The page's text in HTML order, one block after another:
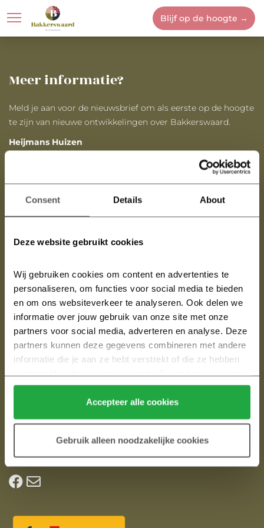
Consent Details About
Deze website gebruikt cookies
Wij gebruiken cookies om content en advertenties te
personaliseren, om functies voor social media te bieden
en om ons websiteverkeer te analyseren. Ook delen we
informatie over jouw gebruik van onze site met onze
partners voor social media, adverteren en analyse. Deze
partners kunnen deze gegevens combineren met andere
informatie die je aan ze hebt verstrekt of die ze hebben
verzameld op basis van jouw gebruik van hun services.
Klik hier voor meer informatie over ons cookiebeleid.
Accepteer alle cookies
Gebruik alleen noodzakelijke cookies
Blijf op de hoogte →
Meer informatie?
Meld je aan voor de nieuwsbrief om als eerste op de hoogte
te zijn van nieuwe ontwikkelingen over Bakkerswaard.
Heijmans Huizen
Verkoop en informatie
T:033 ­ 24 60 601
Bakkerswaard Nijkerkerveen
In het vriendelijke dorp Nijkerkerveen komt aan de
zo’n 60 koopwoningen en 30 huurwoningen. Bakkerswaard
maakt deel uit van een hele nieuwe woonomgeving met in
Heijmansnieuwbouw.nl . Jouw hulp bij het kopen van een
nieuwbouwhuis.
Bakkerswaard